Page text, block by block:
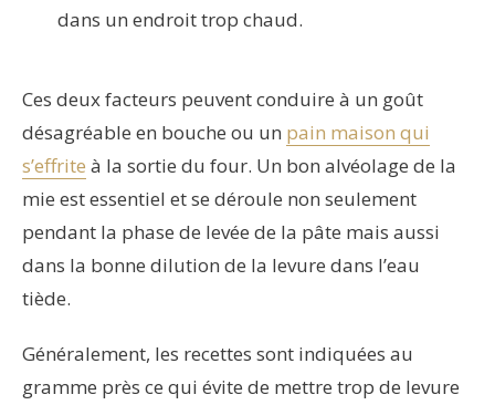
dans un endroit trop chaud.
Ces deux facteurs peuvent conduire à un goût
désagréable en bouche ou un pain maison qui
s’effrite à la sortie du four. Un bon alvéolage de la
mie est essentiel et se déroule non seulement
pendant la phase de levée de la pâte mais aussi
dans la bonne dilution de la levure dans l’eau
tiède.
Généralement, les recettes sont indiquées au
gramme près ce qui évite de mettre trop de levure